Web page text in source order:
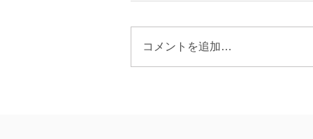
コメントを追加…